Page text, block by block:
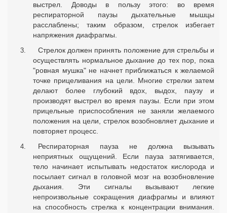
выстрел. Доводы в пользу этого: во время
респираторной паузы дыхательные мышцы
расслаблены; таким образом, стрелок избегает
напряжения диафрагмы.
Стрелок должен принять положение для стрельбы и
осуществлять нормальное дыхание до тех пор, пока
"ровная мушка" не начнет приближаться к желаемой
точке прицеливания на цели. Многие стрелки затем
делают более глубокий вдох, выдох, паузу и
производят выстрел во время паузы. Если при этом
прицельные приспособления не заняли желаемого
положения на цели, стрелок возобновляет дыхание и
повторяет процесс.
Респираторная пауза не должна вызывать
неприятных ощущений. Если пауза затягивается,
тело начинает испытывать недостаток кислорода и
посылает сигнал в головной мозг на возобновление
дыхания. Эти сигналы вызывают легкие
непроизвольные сокращения диафрагмы и влияют
на способность стрелка к концентрации внимания.